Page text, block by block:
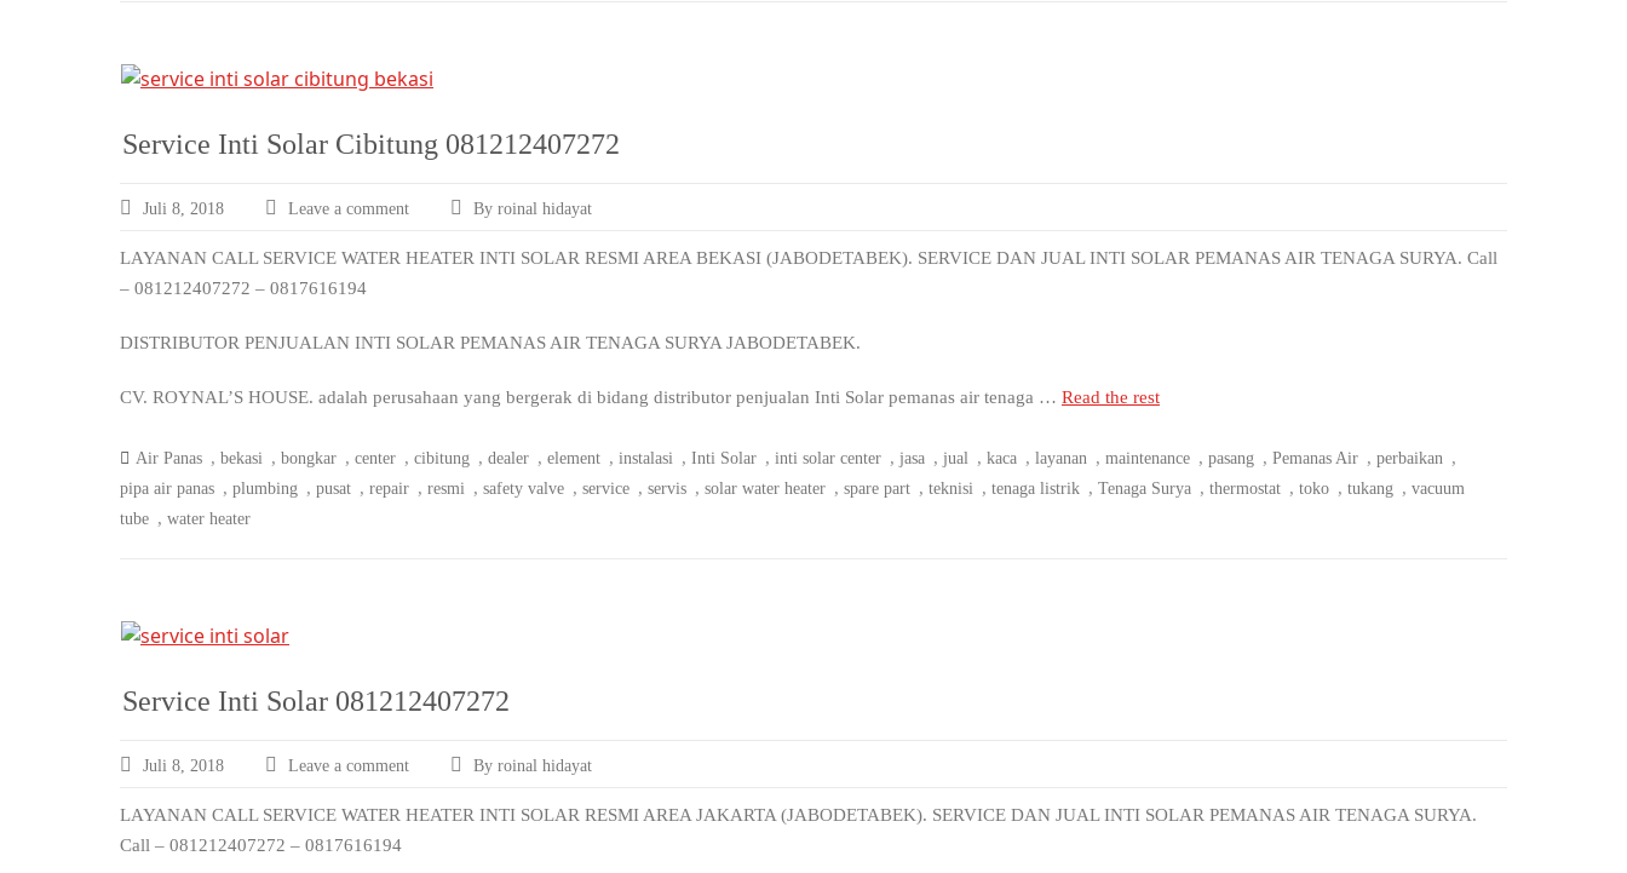
Service Inti Solar Cibitung 081212407272
Juli 8, 2018 Leave a comment By roinal hidayat
LAYANAN CALL SERVICE WATER HEATER INTI SOLAR RESMI AREA BEKASI (JABODETABEK). SERVICE DAN JUAL INTI SOLAR PEMANAS AIR TENAGA SURYA. Call
– 081212407272 – 0817616194
DISTRIBUTOR PENJUALAN INTI SOLAR PEMANAS AIR TENAGA SURYA JABODETABEK.
CV. ROYNAL’S HOUSE. adalah perusahaan yang bergerak di bidang distributor penjualan Inti Solar pemanas air tenaga … Read the rest
Air Panas , bekasi , bongkar , center , cibitung , dealer , element , instalasi , Inti Solar , inti solar center , jasa , jual , kaca , layanan , maintenance , pasang , Pemanas Air , perbaikan ,
pipa air panas , plumbing , pusat , repair , resmi , safety valve , service , servis , solar water heater , spare part , teknisi , tenaga listrik , Tenaga Surya , thermostat , toko , tukang , vacuum
tube , water heater
Service Inti Solar 081212407272
Juli 8, 2018 Leave a comment By roinal hidayat
LAYANAN CALL SERVICE WATER HEATER INTI SOLAR RESMI AREA JAKARTA (JABODETABEK). SERVICE DAN JUAL INTI SOLAR PEMANAS AIR TENAGA SURYA.
Call – 081212407272 – 0817616194